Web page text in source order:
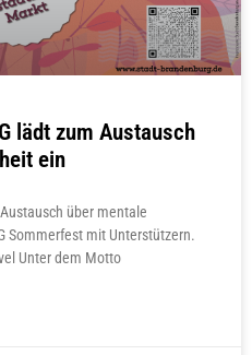
lädt zum Austausch
ein
über mentale
Sommerfest mit Unterstützern.
Unter dem Motto